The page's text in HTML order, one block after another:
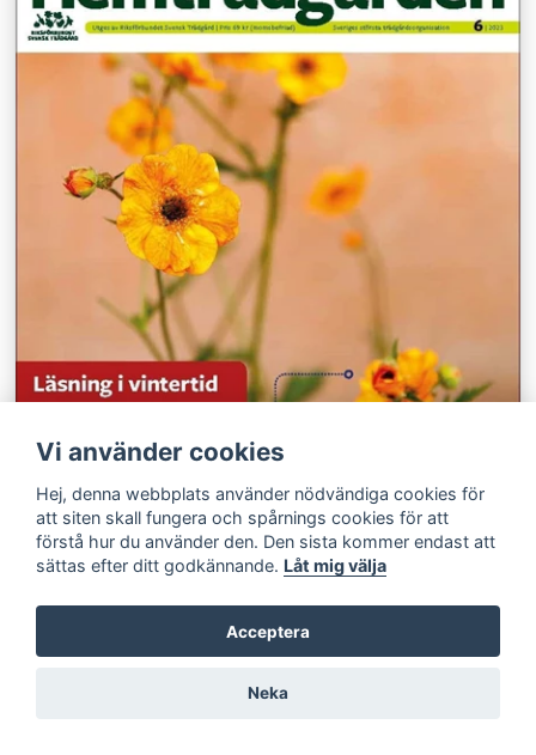
Vi använder cookies
Hej, denna webbplats använder nödvändiga cookies för
att siten skall fungera och spårnings cookies för att
förstå hur du använder den. Den sista kommer endast att
sättas efter ditt godkännande. Låt mig välja
Acceptera
Neka